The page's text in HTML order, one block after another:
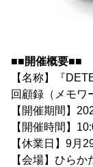
■■開催概要■■
【名称】『
回顧録（メモワ
【開催期間】
【開催時間】
【休業日】9月
【会場】ひら